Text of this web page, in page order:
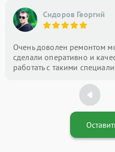
Сидоров Георгий
Очень доволен ремонтом
сделали оперативно и
работать с такими